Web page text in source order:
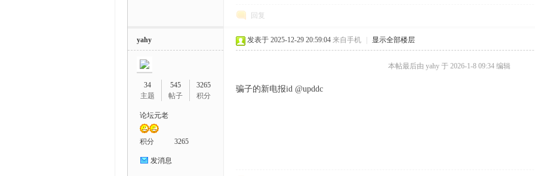
回复
yahy
34
主题
545
帖子
3265
积分
论坛元老
积分 3265
发消息
发表于 2025-12-29 20:59:04 来自手机 显示全部楼层
本帖最后由 yahy 于 2026-1-8 09:34 编辑
骗子的新电报id @upddc